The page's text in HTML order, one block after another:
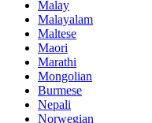
Malay
Malayalam
Maltese
Maori
Marathi
Mongolian
Burmese
Nepali
Norwegian